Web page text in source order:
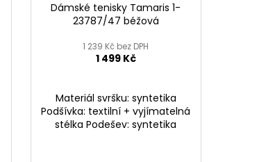
Dámské tenisky Tamaris 1-
23787/47 béžová
1 239 Kč bez DPH
1 499 Kč
Materiál svršku: syntetika
Podšívka: textilní + vyjímatelná
stélka Podešev: syntetika